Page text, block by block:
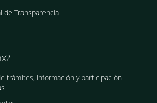
de Transparencia
trámites, información y participación